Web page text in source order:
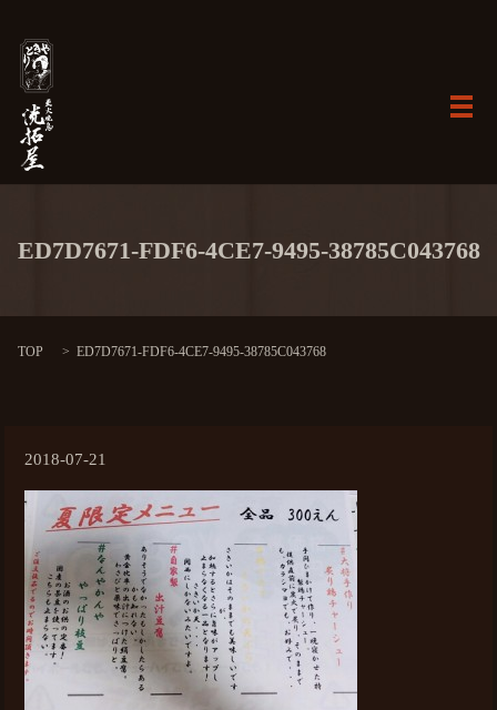
メ
ED7D7671-FDF6-4CE7-9495-38785C043768
TOP ED7D7671-FDF6-4CE7-9495-38785C043768
2018-07-21